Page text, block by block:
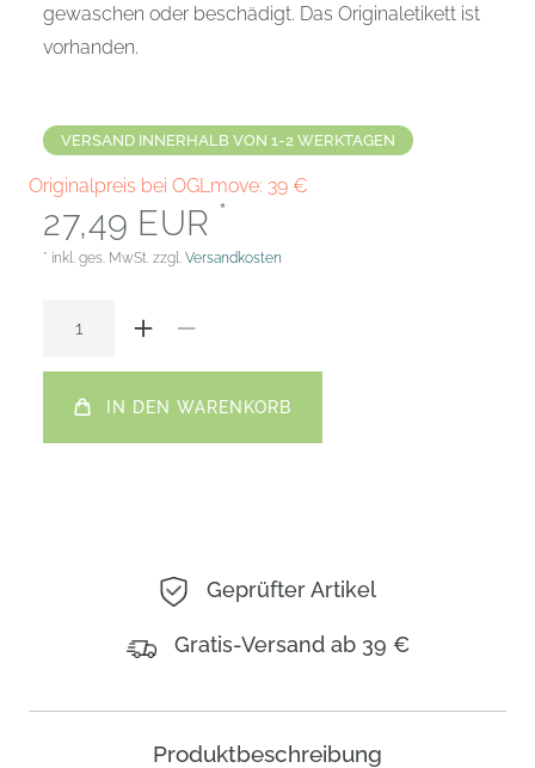
gewaschen oder beschädigt. Das Originaletikett ist
vorhanden.
VERSAND INNERHALB VON 1-2 WERKTAGEN
Originalpreis bei OGLmove: 39 €
27,49 EUR *
* inkl. ges. MwSt. zzgl. Versandkosten
IN DEN WARENKORB
Geprüfter Artikel
Gratis-Versand ab 39 €
Produktbeschreibung